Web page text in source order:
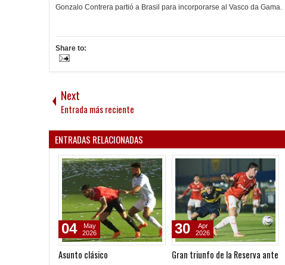
Gonzalo Contrera partió a Brasil para incorporarse al Vasco da Gama.
Share to:
Next
Entrada más reciente
ENTRADAS RELACIONADAS
Adiós para siempre
30
Jun
2015
El futsal se quedo con el
12
Jul
2026